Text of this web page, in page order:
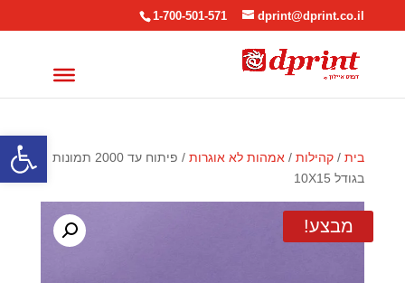
פתח
1-700-501-571 dprint@dprint.co.il
בית/ קהילות/ אמהות לא אוגרות
/ פיתוח עד 2000 תמונות
בגודל 10X15
מבצע!